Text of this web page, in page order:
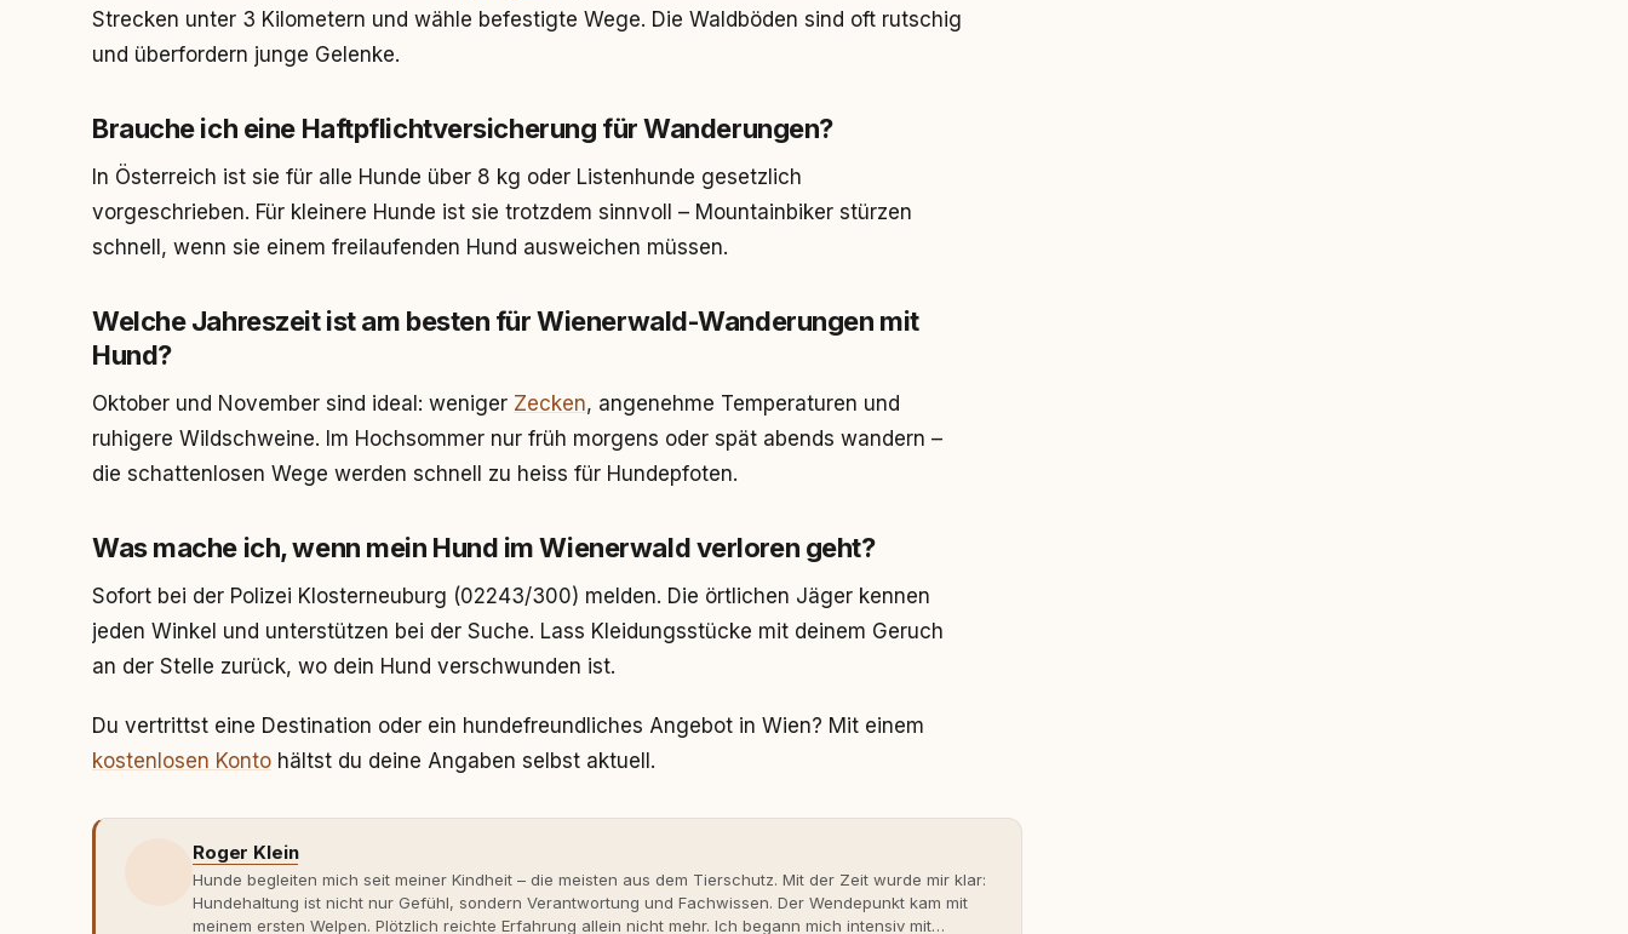
Strecken unter 3 Kilometern und wähle befestigte Wege. Die Waldböden sind oft rutschig
und überfordern junge Gelenke.
Brauche ich eine Haftpflichtversicherung für Wanderungen?
In Österreich ist sie für alle Hunde über 8 kg oder Listenhunde gesetzlich
vorgeschrieben. Für kleinere Hunde ist sie trotzdem sinnvoll – Mountainbiker stürzen
schnell, wenn sie einem freilaufenden Hund ausweichen müssen.
Welche Jahreszeit ist am besten für Wienerwald-Wanderungen mit
Hund?
Oktober und November sind ideal: weniger Zecken, angenehme Temperaturen und
ruhigere Wildschweine. Im Hochsommer nur früh morgens oder spät abends wandern –
die schattenlosen Wege werden schnell zu heiss für Hundepfoten.
Was mache ich, wenn mein Hund im Wienerwald verloren geht?
Sofort bei der Polizei Klosterneuburg (02243/300) melden. Die örtlichen Jäger kennen
jeden Winkel und unterstützen bei der Suche. Lass Kleidungsstücke mit deinem Geruch
an der Stelle zurück, wo dein Hund verschwunden ist.
Du vertrittst eine Destination oder ein hundefreundliches Angebot in Wien? Mit einem
kostenlosen Konto hältst du deine Angaben selbst aktuell.
Roger Klein
Hunde begleiten mich seit meiner Kindheit – die meisten aus dem Tierschutz. Mit der Zeit wurde mir klar:
Hundehaltung ist nicht nur Gefühl, sondern Verantwortung und Fachwissen. Der Wendepunkt kam mit
meinem ersten Welpen. Plötzlich reichte Erfahrung allein nicht mehr. Ich begann mich intensiv mit